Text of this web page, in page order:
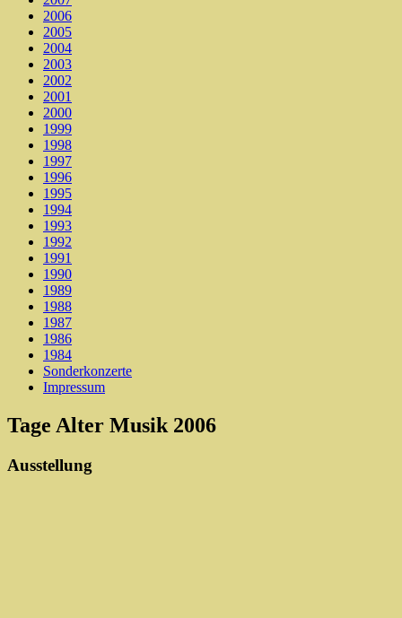
2006
2005
2004
2003
2002
2001
2000
1999
1998
1997
1996
1995
1994
1993
1992
1991
1990
1989
1988
1987
1986
1984
Sonderkonzerte
Impressum
Tage Alter Musik 2006
Ausstellung